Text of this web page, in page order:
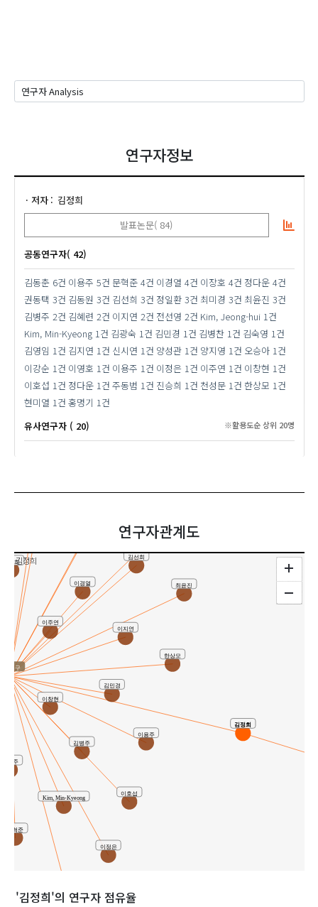
연구자정보
저자
김정희
발표논문( 84)
공동연구자( 42)
김동춘 6건 이용주 5건 문혁준 4건 이경열 4건 이장호 4건 정다운 4건
권동택 3건 김동원 3건 김선희 3건 정일환 3건 최미경 3건 최윤진 3건
김병주 2건 김혜련 2건 이지연 2건 전선영 2건 Kim, Jeong-hui 1건
Kim, Min-Kyeong 1건 김광숙 1건 김민경 1건 김병찬 1건 김숙영 1건
김영임 1건 김지연 1건 신시연 1건 양성관 1건 양지영 1건 오승아 1건
이강순 1건 이영호 1건 이용주 1건 이정은 1건 이주연 1건 이창현 1건
이호섭 1건 정다운 1건 주동범 1건 진승희 1건 천성문 1건 한상모 1건
현미열 1건 홍명기 1건
유사연구자 ( 20)
※활용도순 상위 20명
연구자관계도
김정희
최윤진
문혁준
이주연
이지연
김병주
이용주
이호섭
김민경
이용주
김선희
이정은
진승희
Kim, Min-Kyeong
이창현
이경열
한상모
김정희
동연구
'김정희'의 연구자 점유율